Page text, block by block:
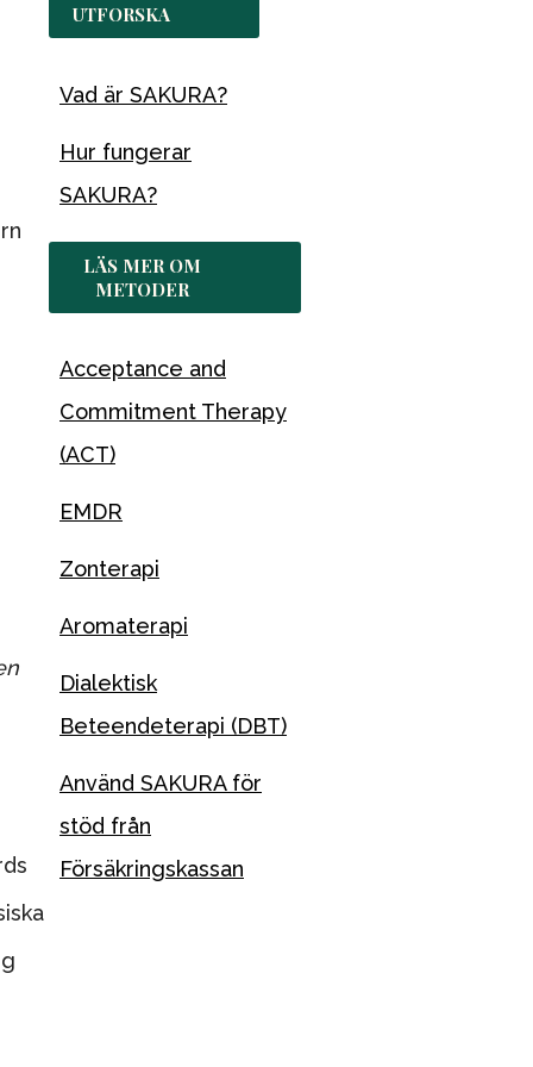
UTFORSKA
Vad är SAKURA?
Hur fungerar
SAKURA?
LÄS MER OM
METODER
Acceptance and
Commitment Therapy
(ACT)
EMDR
Zonterapi
Aromaterapi
Dialektisk
Beteendeterapi (DBT)
Använd SAKURA för
stöd från
Försäkringskassan